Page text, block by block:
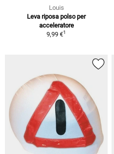
Louis
Leva riposa polso per
acceleratore
9,99 €1